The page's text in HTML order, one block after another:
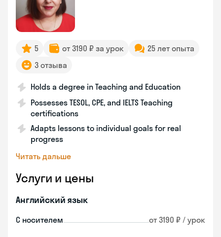
5 от 3190 ₽ за урок
25 лет опыта
3 отзыва
Holds a degree in Teaching and Education
Possesses TESOL, CPE, and IELTS Teaching
certifications
Adapts lessons to individual goals for real
progress
Читать дальше
Услуги и цены
Английский язык
С носителем от 3190 ₽ / урок